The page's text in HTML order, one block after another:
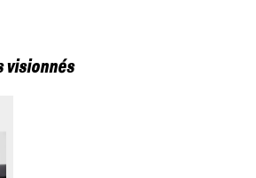
visionnés